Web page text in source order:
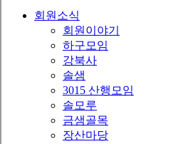
회원소식
회원이야기
하구모임
강북사
솔샘
3015 산행모임
솔모루
금샘골목
장산마당